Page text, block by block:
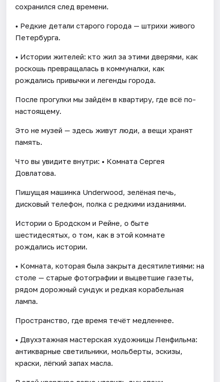
сохранился след времени.
• Редкие детали старого города — штрихи живого
Петербурга.
• Истории жителей: кто жил за этими дверями, как
роскошь превращалась в коммуналки, как
рождались привычки и легенды города.
После прогулки мы зайдём в квартиру, где всё по-
настоящему.
Это не музей — здесь живут люди, а вещи хранят
память.
Что вы увидите внутри: • Комната Сергея
Довлатова.
Пишущая машинка Underwood, зелёная печь,
дисковый телефон, полка с редкими изданиями.
Истории о Бродском и Рейне, о быте
шестидесятых, о том, как в этой комнате
рождались истории.
• Комната, которая была закрыта десятилетиями: на
столе — старые фотографии и выцветшие газеты,
рядом дорожный сундук и редкая корабельная
лампа.
Пространство, где время течёт медленнее.
• Двухэтажная мастерская художницы Ленфильма:
антикварные светильники, мольберты, эскизы,
краски, лёгкий запах масла.